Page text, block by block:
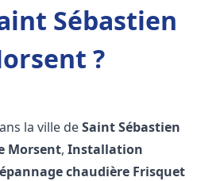
Sébastien
?
la ville deSaint Sébastien
Morsent,Installation
chaudière Frisquet